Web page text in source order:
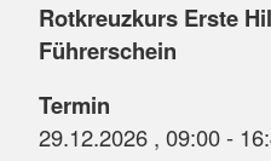
Rotkreuzkurs Erste
Führerschein
Termin